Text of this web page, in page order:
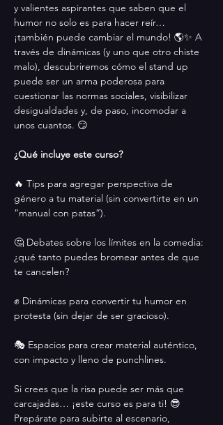
y valientes aspirantes que saben que el
humor no solo es para hacer reír…
¡también puede cambiar el mundo! 🌎✨ A
través de dinámicas (y uno que otro chiste
malo), descubriremos cómo el stand up
puede ser un arma poderosa para
cuestionar las normas sociales, visibilizar
desigualdades y, de paso, incomodar a
unos cuantos. 😏
¿Qué incluye este curso?
🔥 Tips para agregar perspectiva de
género a tu material (sin convertirte en un
“manual con patas”).
🤔 Debates sobre los límites en la comedia:
¿qué tanto puedes bromear antes de que
te cancelen?
✊ Dinámicas para convertir tu humor en
protesta (sin dejar de ser gracioso).
🎭 Espacios para crear material auténtico,
con impacto y lleno de punchlines.
Si crees que la risa puede ser más que
carcajadas… ¡este curso es para ti! 😎
Prepárate para subirte al escenario,